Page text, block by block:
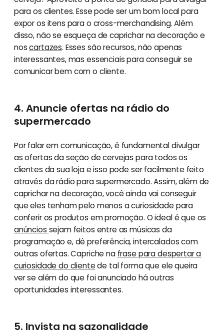
para os clientes. Esse pode ser um bom local para
expor os itens para o cross-merchandising. Além
disso, não se esqueça de caprichar na decoração e
noscartazes. Esses são recursos, não apenas
interessantes, mas essenciais para conseguir se
comunicar bem com o cliente.
4. Anuncie ofertas na rádio do
supermercado
Por falar em comunicação, é fundamental divulgar
as ofertas da seção de cervejas para todos os
clientes da sua loja e isso pode ser facilmente feito
através da rádio para supermercado. Assim, além de
caprichar na decoração, você ainda vai conseguir
que eles tenham pelo menos a curiosidade para
conferir os produtos em promoção. O ideal é que os
anúncios sejam feitos entre as músicas da
programação e, dê preferência, intercalados com
outras ofertas. Capriche na frase para despertar a
curiosidade do clientede tal forma que ele queira
ver se além do que foi anunciado há outras
oportunidades interessantes.
5. Invista na sazonalidade